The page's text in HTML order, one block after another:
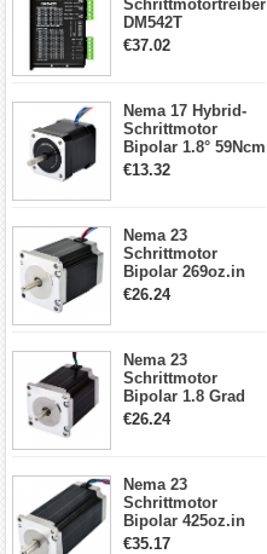
Schrittmotortreiber
DM542T
Schrittmotor
Schrittmotor
€37.02
Nema 17 Hybrid-
Schrittmotor
Bipolar 1.8° 59Ncm
2A 4 Drähte mit 1m
€13.32
Nema 23
Schrittmotor
Bipolar 269oz.in
2,8A 57x57x76mm
€26.24
Nema 23
Schrittmotor
Bipolar 1.8 Grad
1.9Nm 3A 3.36V 4
€26.24
Nema 23
Schrittmotor
Bipolar 425oz.in
4.2A 57x57x114mm
€35.17